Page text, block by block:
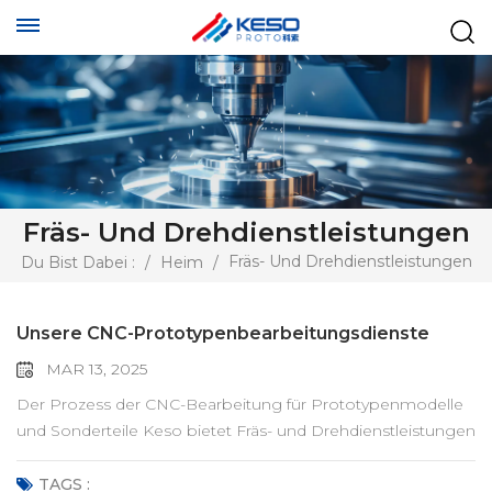
Fräs- Und Drehdienstleistungen
Du Bist Dabei : / Heim / Fräs- Und Drehdienstleistungen
Unsere CNC-Prototypenbearbeitungsdienste
MAR 13, 2025
Der Prozess der CNC-Bearbeitung für Prototypenmodelle
und Sonderteile Keso bietet Fräs- und Drehdienstleistungen
mit hohen Präzisionstoleranzen von bis zu 0,001 Zoll.
Neben der Standardbearbeitung bieten wir
TAGS :